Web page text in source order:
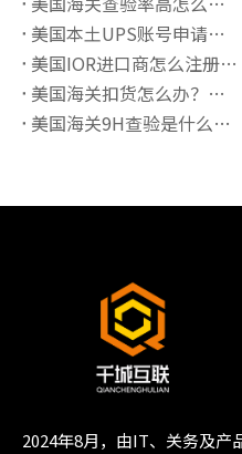
美国本土UPS账号申请指南：独立备案账号有哪些优势？
美国IOR进口商怎么注册？2026最新要求解析
美国海关扣货怎么办？常见原因与处理流程详解
美国海关9H查验是什么意思？锁货后如何快速处理
2024年8月，由IT、关务及产